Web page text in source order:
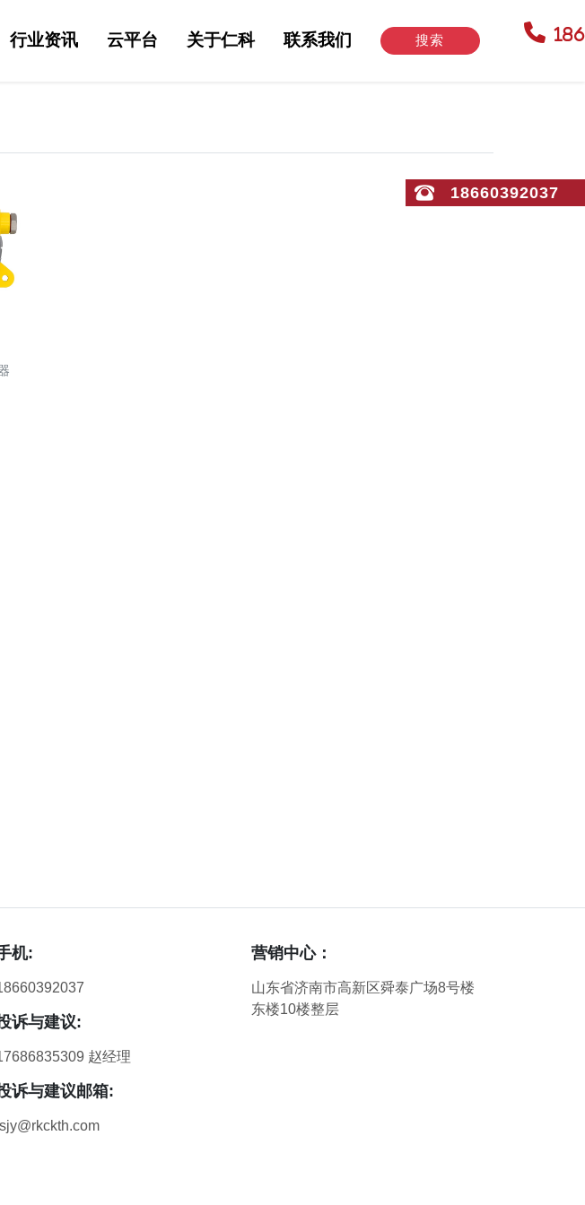
行业资讯 云平台 关于仁科 联系我们 搜索
18660392037
机:
诉与建议:
赵经理
诉与建议邮箱:
营销中心：
山东省济南市高新区舜泰广场8号楼
东楼10楼整层